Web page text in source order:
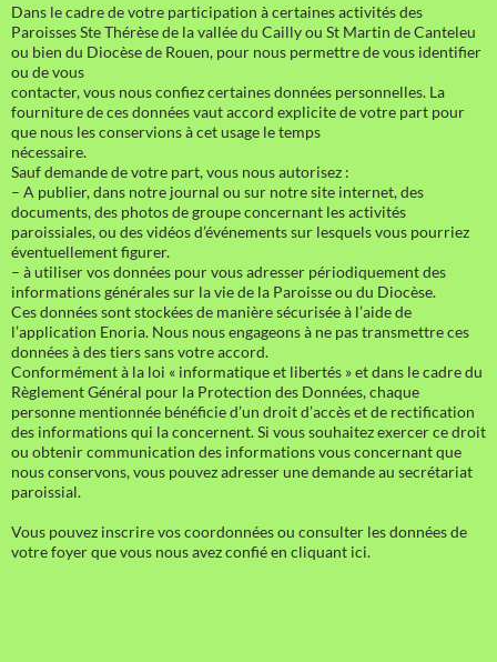
Dans le cadre de votre participation à certaines activités des
Paroisses Ste Thérèse de la vallée du Cailly ou St Martin de Canteleu
ou bien du Diocèse de Rouen, pour nous permettre de vous identifier
ou de vous
contacter, vous nous confiez certaines données personnelles. La
fourniture de ces données vaut accord explicite de votre part pour
que nous les conservions à cet usage le temps
nécessaire.
Sauf demande de votre part, vous nous autorisez :
– A publier, dans notre journal ou sur notre site internet, des
documents, des photos de groupe concernant les activités
paroissiales, ou des vidéos d’événements sur lesquels vous pourriez
éventuellement figurer.
– à utiliser vos données pour vous adresser périodiquement des
informations générales sur la vie de la Paroisse ou du Diocèse.
Ces données sont stockées de manière sécurisée à l’aide de
l’application Enoria. Nous nous engageons à ne pas transmettre ces
données à des tiers sans votre accord.
Conformément à la loi « informatique et libertés » et dans le cadre du
Règlement Général pour la Protection des Données, chaque
personne mentionnée bénéficie d’un droit d’accès et de rectification
des informations qui la concernent. Si vous souhaitez exercer ce droit
ou obtenir communication des informations vous concernant que
nous conservons, vous pouvez adresser une demande au secrétariat
paroissial.
Vous pouvez inscrire vos coordonnées ou consulter les données de
votre foyer que vous nous avez confié en cliquant ici.